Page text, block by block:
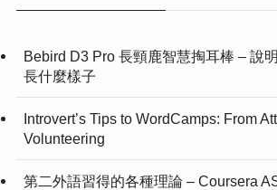
Bebird D3 Pro 長頸鹿智慧掏耳棒 – 說
長什麼樣子
Introvert’s Tips to WordCamps: From
Volunteering
第二外語習得的各種理論 – Coursera